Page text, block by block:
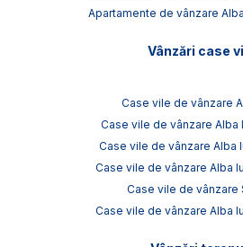
Apartamente de vânzare
Vânzări case
Case vile de vânzare
Case vile de vânzare Alba
Case vile de vânzare Alba
Case vile de vânzare Alba
Case vile de vânzare
Case vile de vânzare Alba